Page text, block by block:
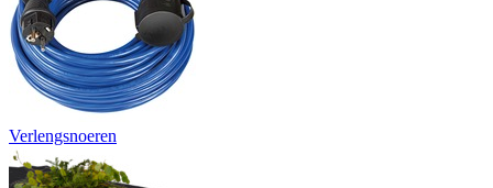
Verlengsnoeren